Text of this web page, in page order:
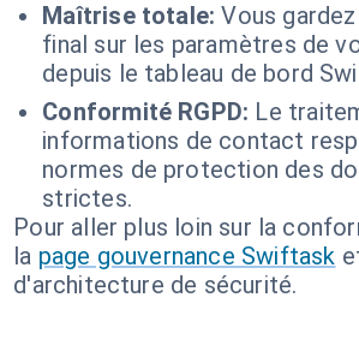
Maîtrise totale: Vous
final sur les paramètres de
depuis le tableau de bord
Conformité RGPD: Le
informations de contact
normes de protection des
strictes.
Pour aller plus loin sur la
la page gouvernance Swiftask
d'architecture de sécurité.